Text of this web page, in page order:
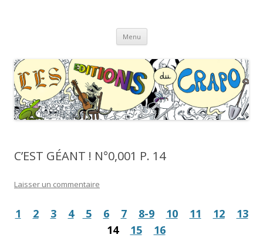
Menu Aller
contenu
C’EST GÉANT ! N°0,001 P. 14
Laisser un commentaire
1 2 3 4 5 6 7 8-9 10 11 12
13
14
15 16